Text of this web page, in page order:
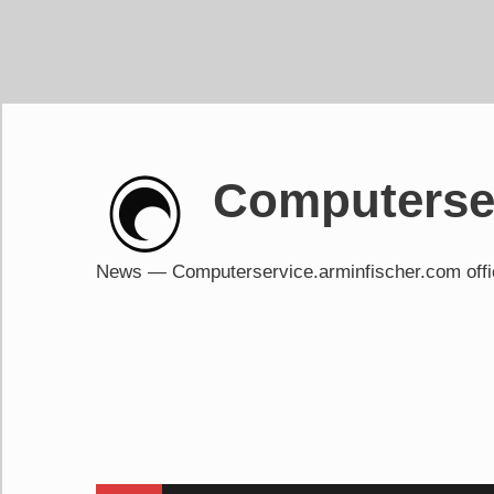
content
News — Computerservice.arminfischer.com